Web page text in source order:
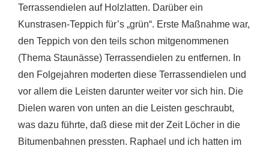
Terrassendielen auf Holzlatten. Darüber ein
Kunstrasen-Teppich für’s „grün“. Erste Maßnahme war,
den Teppich von den teils schon mitgenommenen
(Thema Staunässe) Terrassendielen zu entfernen. In
den Folgejahren moderten diese Terrassendielen und
vor allem die Leisten darunter weiter vor sich hin. Die
Dielen waren von unten an die Leisten geschraubt,
was dazu führte, daß diese mit der Zeit Löcher in die
Bitumenbahnen pressten. Raphael und ich hatten im